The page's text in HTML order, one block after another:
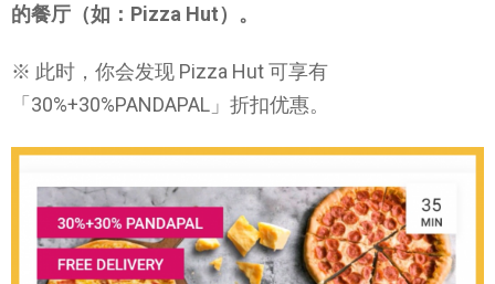
的餐厅（如：Pizza Hut）。
※ 此时，你会发现 Pizza Hut 可享有
「30%+30%PANDAPAL」折扣优惠。